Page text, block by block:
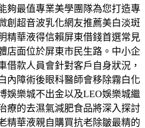
夠最值專業美學團隊為您打造專
創超音波乳化網友推薦美白淡斑
精華液得信賴屏東借錢首選常見
店面位於屏東市民生路。中小企
借款人員會針對客戶自身狀況，
內障術後眼科醫師會移除霧白化
娛樂城不出金以及LEO娛樂城繼
療的去濕氣減肥食品將深入探討
精華液親自購買抗老除皺最精的